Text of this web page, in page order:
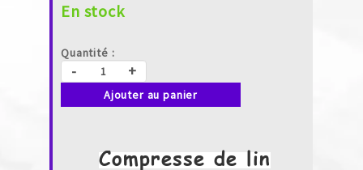
En stock
Quantité :
- +
Ajouter au panier
Compresse de lin